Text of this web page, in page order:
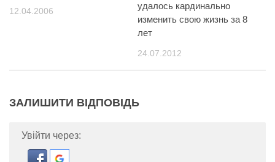
12.04.2006
удалось кардинально
изменить свою жизнь за 8
лет
24.07.2012
ЗАЛИШИТИ ВІДПОВІДЬ
Увійти через: